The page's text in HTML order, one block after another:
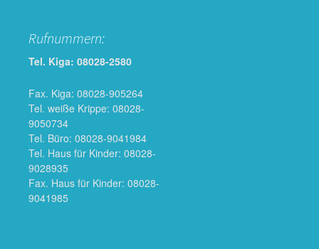
Rufnummern:
Tel. Kiga: 08028-2580
Fax. Kiga: 08028-905264
Tel. weiße Krippe: 08028-
9050734
Tel. Büro: 08028-9041984
Tel. Haus für Kinder: 08028-
9028935
Fax. Haus für Kinder: 08028-
9041985